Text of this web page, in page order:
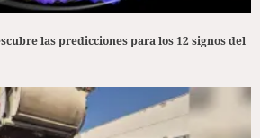
las predicciones para los 12 signos del